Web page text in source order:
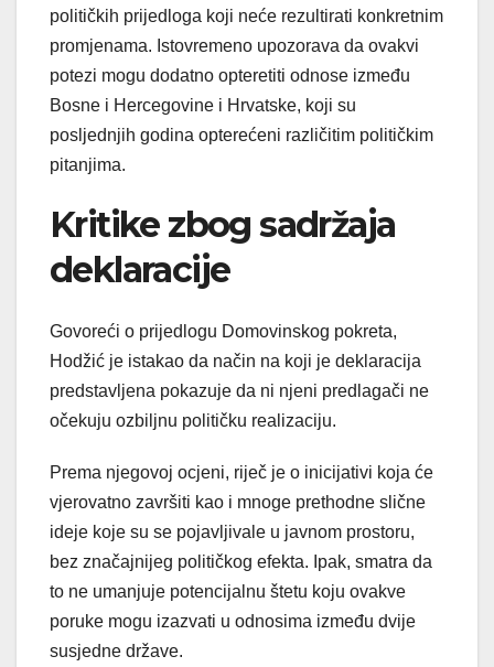
političkih prijedloga koji neće rezultirati konkretnim
promjenama. Istovremeno upozorava da ovakvi
potezi mogu dodatno opteretiti odnose između
Bosne i Hercegovine i Hrvatske, koji su
posljednjih godina opterećeni različitim političkim
pitanjima.
Kritike zbog sadržaja
deklaracije
Govoreći o prijedlogu Domovinskog pokreta,
Hodžić je istakao da način na koji je deklaracija
predstavljena pokazuje da ni njeni predlagači ne
očekuju ozbiljnu političku realizaciju.
Prema njegovoj ocjeni, riječ je o inicijativi koja će
vjerovatno završiti kao i mnoge prethodne slične
ideje koje su se pojavljivale u javnom prostoru,
bez značajnijeg političkog efekta. Ipak, smatra da
to ne umanjuje potencijalnu štetu koju ovakve
poruke mogu izazvati u odnosima između dvije
susjedne države.